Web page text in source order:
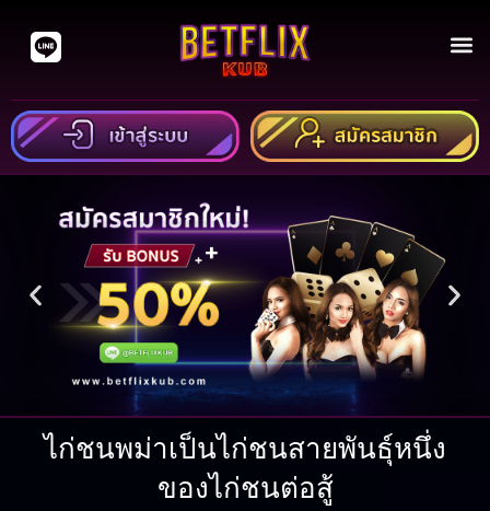
ไก่ชนพม่าเป็นไก่ชนสายพันธุ์หนึ่ง
ของไก่ชนต่อสู้